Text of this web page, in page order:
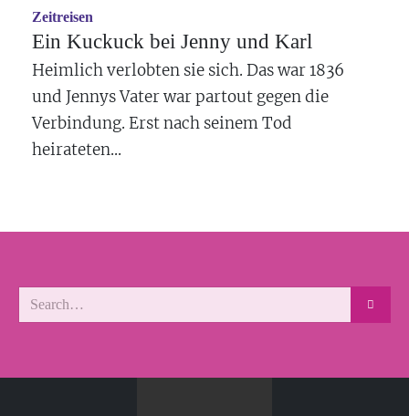
Zeitreisen
Ein Kuckuck bei Jenny und Karl
Heimlich verlobten sie sich. Das war 1836
und Jennys Vater war partout gegen die
Verbindung. Erst nach seinem Tod
heirateten...